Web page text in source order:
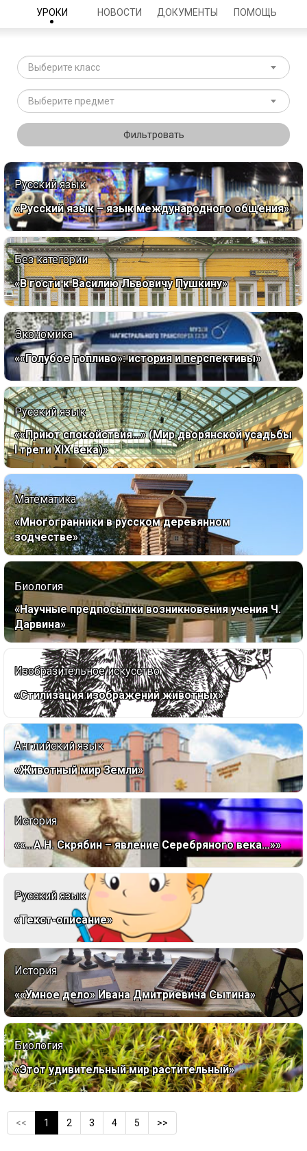
УРОКИ НОВОСТИ ДОКУМЕНТЫ ПОМОЩЬ
Выберите класс
Выберите предмет
Фильтровать
Русский язык
«Русский язык – язык международного общения»
Без категории
«В гости к Василию Львовичу Пушкину»
Экономика
««Голубое топливо»: история и перспективы»
Русский язык
««Приют спокойствия…» (Мир дворянской усадьбы
I трети XIX века)»
Математика
«Многогранники в русском деревянном
зодчестве»
Биология
«Научные предпосылки возникновения учения Ч.
Дарвина»
Изобразительное искусство
«Стилизация изображений животных»
Английский язык
«Животный мир Земли»
История
««...А.Н. Скрябин – явление Серебряного века…»»
Русский язык
«Текст-описание»
История
««Умное дело» Ивана Дмитриевича Сытина»
Биология
«Этот удивительный мир растительный»
<< 1 2 3 4 5 >>